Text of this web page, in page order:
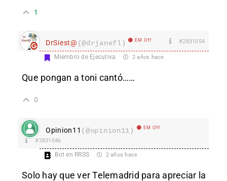
1
DrSiest@ (@drjanefl) EM Off #2831054
Miembro de Ejecutiva 2 años hace
Que pongan a toni cantó……
0
Opinion11 (@opinion11) EM Off
#2831046
Bot en RRSS 2 años hace
Solo hay que ver Telemadrid para apreciar la